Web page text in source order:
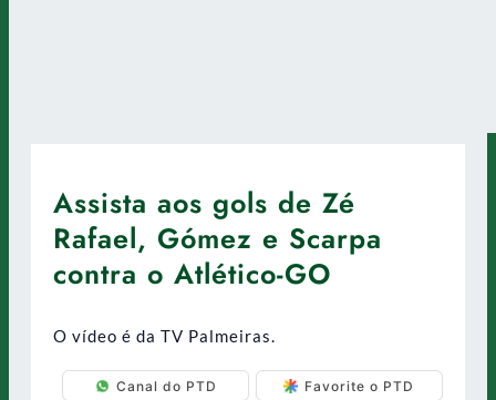
Assista aos gols de Zé
Rafael, Gómez e Scarpa
contra o Atlético-GO
O vídeo é da TV Palmeiras.
Canal do PTD Favorite o PTD